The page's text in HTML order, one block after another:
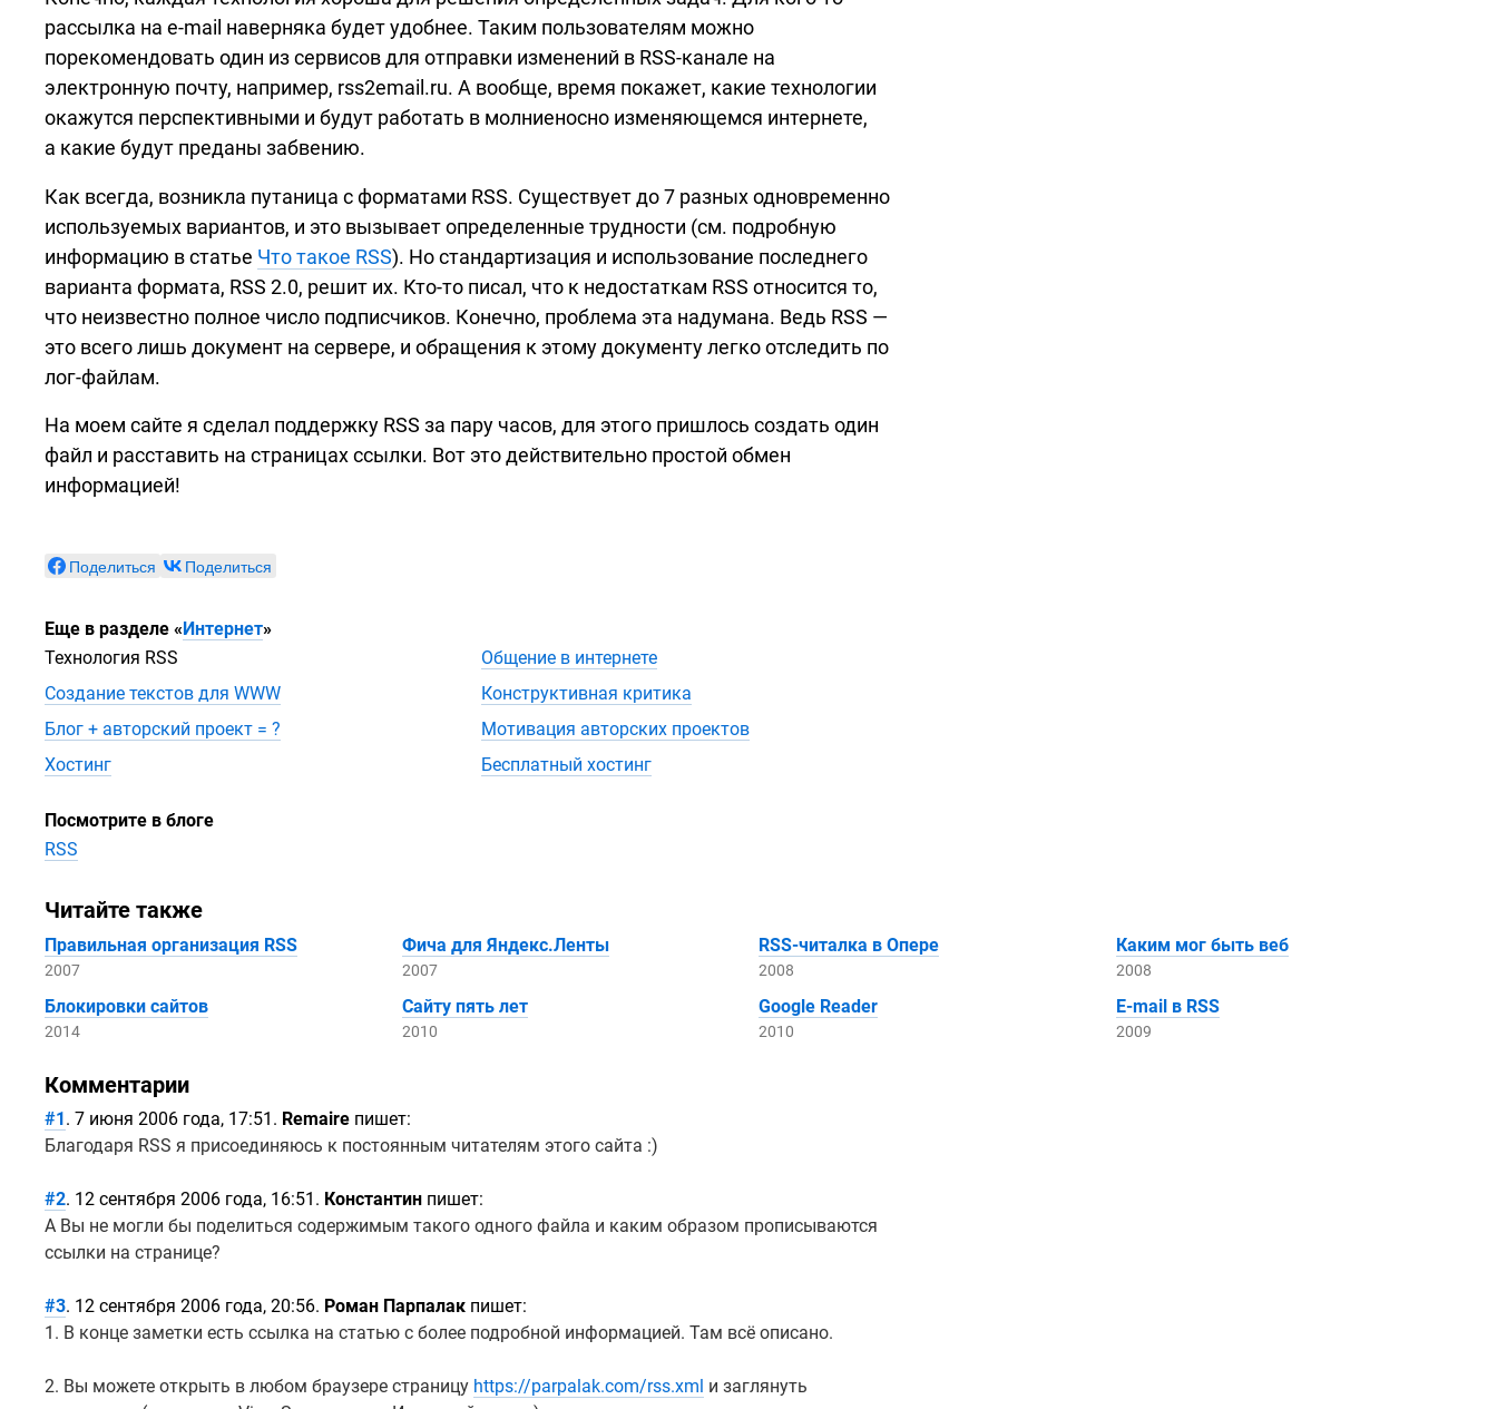
рассылка наe-mail наверняка будет удобнее. Таким пользователям можно
порекомендовать один из сервисов для отправки изменений в RSS-канале на
электронную почту, например, rss2email.ru. А вообще, время покажет, какие технологии
окажутся перспективными и будут работать в молниеносно изменяющемся интернете,
а какие будут преданы забвению.
Как всегда, возникла путаница с форматами RSS. Существует до 7 разных одновременно
используемых вариантов, и это вызывает определенные трудности (см. подробную
информацию в статье Что такое RSS). Но стандартизация и использование последнего
варианта формата, RSS 2.0, решит их. Кто-то писал, что к недостаткам RSS относится то,
что неизвестно полное число подписчиков. Конечно, проблема эта надумана. Ведь RSS —
это всего лишь документ на сервере, и обращения к этому документу легко отследить по
лог-файлам.
На моем сайте я сделал поддержку RSS за пару часов, для этого пришлось создать один
файл и расставить на страницах ссылки. Вот это действительно простой обмен
информацией!
Поделиться Поделиться
Еще в разделе«Интернет»
Технология RSS
Создание текстов для WWW
Блог + авторский проект = ?
Хостинг
Общение в интернете
Конструктивная критика
Мотивация авторских проектов
Бесплатный хостинг
Посмотрите в блоге
RSS
Читайте также
Правильная организация RSS
2007
Фича для Яндекс.Ленты
2007
RSS-читалка в Опере
2008
Каким мог быть веб
2008
Блокировки сайтов
2014
Сайту пять лет
2010
Google Reader
2010
E-mail в RSS
2009
Комментарии
#1. 7 июня 2006 года, 17:51. Remaire пишет:
Благодаря RSS я присоединяюсь к постоянным читателям этого сайта :)
#2. 12 сентября 2006 года, 16:51. Константин пишет:
А Вы не могли бы поделиться содержимым такого одного файла и каким образом прописываются
ссылки на странице?
#3. 12 сентября 2006 года, 20:56. Роман Парпалак пишет:
1. В конце заметки есть ссылка на статью с более подробной информацией. Там всё описано.
2. Вы можете открыть в любом браузере страницу https://parpalak.com/rss.xml и заглянуть